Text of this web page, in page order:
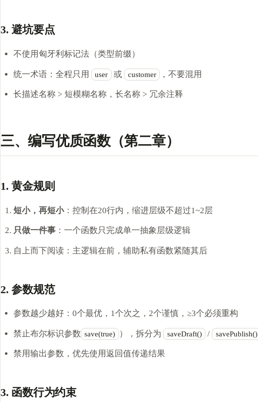
3. 避坑要点
不使用匈牙利标记法（类型前缀）
统一术语：全程只用 user 或 customer ，不要混用
长描述名称 > 短模糊名称，长名称 > 冗余注释
三、编写优质函数（第二章）
1. 黄金规则
短小，再短小：控制在20行内，缩进层级不超过1~2层
只做一件事：一个函数只完成单一抽象层级逻辑
自上而下阅读：主逻辑在前，辅助私有函数紧随其后
2. 参数规范
参数越少越好：0个最优，1个次之，2个谨慎，≥3个必须重构
禁止布尔标识参数 save(true) ），拆分为 saveDraft() / savePublish()
禁用输出参数，优先使用返回值传递结果
3. 函数行为约束